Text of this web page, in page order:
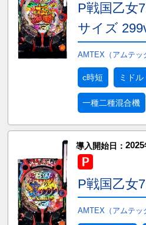
P戦国乙女
サイズ
AMTEX（アムテッ
c時短 ミドル
一種二種混合機
導入開始日： 2025
P戦国乙女
AMTEX（アムテッ